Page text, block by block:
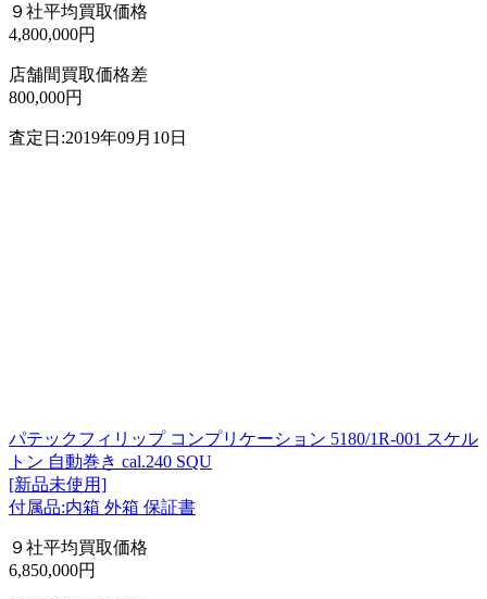
９社平均買取価格
4,800,000円
店舗間買取価格差
800,000円
査定日:2019年09月10日
パテックフィリップ コンプリケーション 5180/1R-001 スケル
トン 自動巻き cal.240 SQU
[新品未使用]
付属品:内箱 外箱 保証書
９社平均買取価格
6,850,000円